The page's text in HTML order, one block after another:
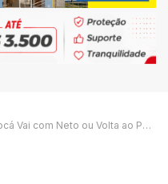
Vai com Neto ou Volta ao PT?